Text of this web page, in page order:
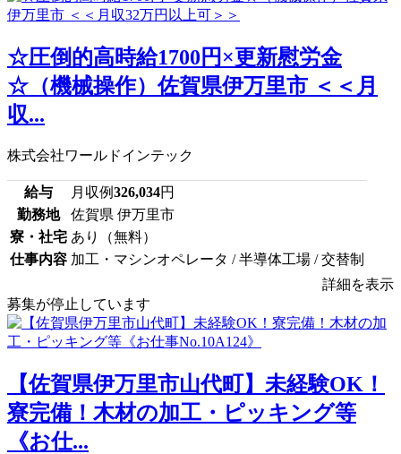
☆圧倒的高時給1700円×更新慰労金
☆（機械操作）佐賀県伊万里市 ＜＜月
収...
株式会社ワールドインテック
給与 月収例326,034円
勤務地
佐賀県 伊万里市
寮・社宅 あり（無料）
仕事内容 加工・マシンオペレータ / 半導体工場 / 交替制
詳細を表示
募集が停止しています
【佐賀県伊万里市山代町】未経験OK！
寮完備！木材の加工・ピッキング等
《お仕...